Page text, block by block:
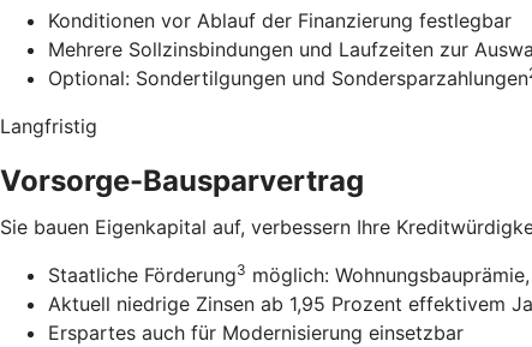
Konditionen vor Ablauf der Finanzierung festlegbar
Mehrere Sollzinsbindungen und Laufzeiten zur
Optional: Sondertilgungen und Sondersparzahlungen
Langfristig
Vorsorge-Bausparvertrag
Sie bauen Eigenkapital auf, verbessern Ihre
Staatliche Förderung3 möglich:
Aktuell niedrige Zinsen ab 1,95 Prozent effektivem
Erspartes auch für Modernisierung einsetzbar